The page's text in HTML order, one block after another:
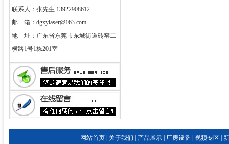
联系人：张先生 13922908612
邮 箱：dgxylaser@163.com
地 址：广东省东莞市东城街道砖窑二
横路1号1栋201室
网站首页 关于我们 产品展示 厂房设备 视频专区